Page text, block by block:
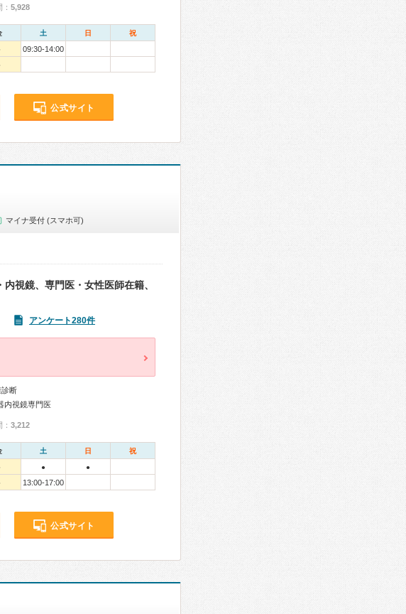
5,928
土 日 祝
09:30-14:00
公式サイト
マイナ受付 (スマホ可)
視鏡、専門医・女性医師在籍、
アンケート280件
診断
内視鏡専門医
3,212
土 日 祝
● ●
13:00-17:00
公式サイト